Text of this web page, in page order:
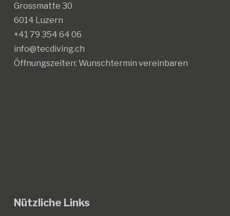
Grossmatte 30
6014 Luzern
+41 79 354 64 06
info@tecdiving.ch
Öffnungszeiten: Wunschtermin vereinbaren
Nützliche Links